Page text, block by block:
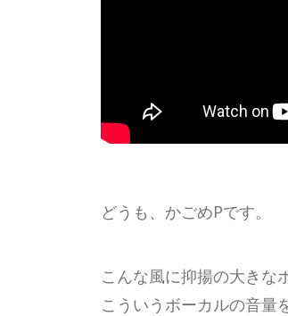
どうも、かごめPです。
こんな風に抑揚の大きな
こういうボーカルの音量